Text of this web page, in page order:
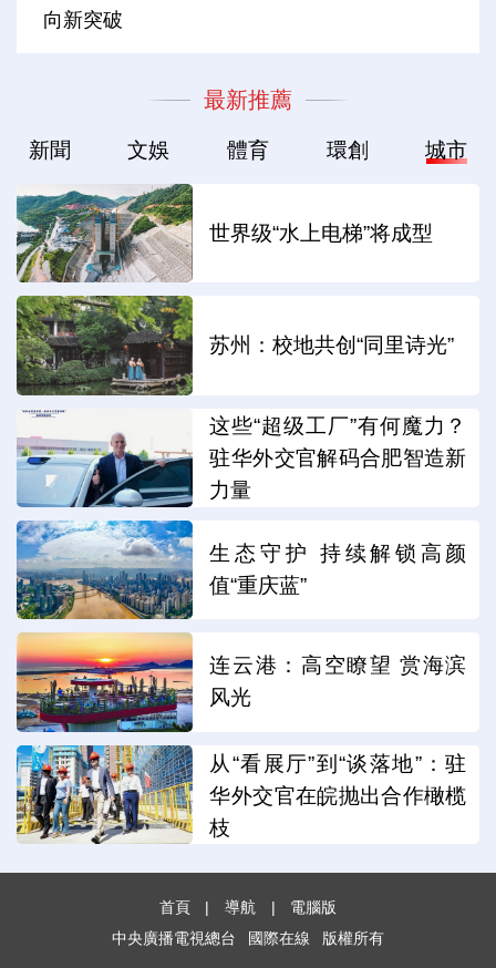
向新突破
最新推薦
新聞 文娛 體育 環創 城市
世界级“水上电梯”将成型
苏州：校地共创“同里诗光”
这些“超级工厂”有何魔力？
驻华外交官解码合肥智造新
力量
生态守护 持续解锁高颜
值“重庆蓝”
连云港：高空瞭望 赏海滨
风光
从“看展厅”到“谈落地”：驻
华外交官在皖抛出合作橄榄
枝
首頁 | 導航 |
電腦版
中央廣播電視總台
國際在線 版權所有